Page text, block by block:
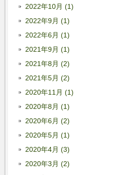
2022年10月 (1)
2022年9月 (1)
2022年6月 (1)
2021年9月 (1)
2021年8月 (2)
2021年5月 (2)
2020年11月 (1)
2020年8月 (1)
2020年6月 (2)
2020年5月 (1)
2020年4月 (3)
2020年3月 (2)